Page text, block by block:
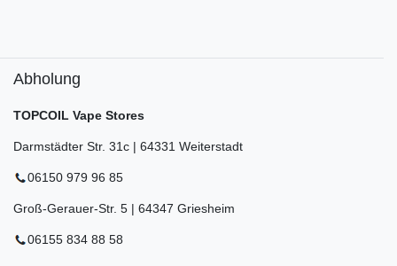
Abholung
TOPCOIL Vape Stores
Darmstädter Str. 31c | 64331 Weiterstadt
06150 979 96 85
Groß-Gerauer-Str. 5 | 64347 Griesheim
06155 834 88 58